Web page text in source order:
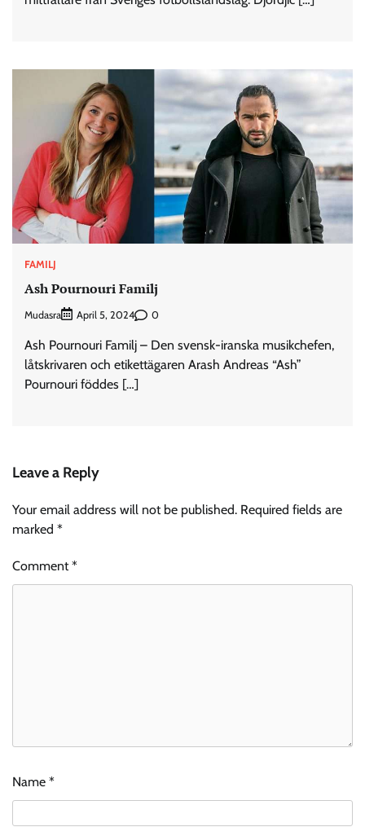
FAMILJ
Ash Pournouri Familj
Mudasra April 5, 2024 0
Ash Pournouri Familj – Den svensk-iranska musikchefen,
låtskrivaren och etikettägaren Arash Andreas “Ash”
Pournouri föddes […]
Leave a Reply
Your email address will not be published. Required fields are
marked *
Comment*
Name *